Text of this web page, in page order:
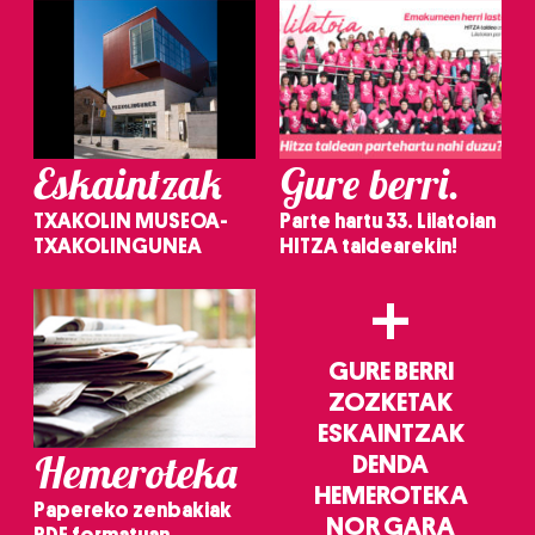
Eskaintzak
TXAKOLIN MUSEOA-
TXAKOLINGUNEA
Gure berri.
Parte hartu 33. Lilatoian
HITZA taldearekin!
Hemeroteka
Papereko zenbakiak
+
GURE BERRI
ZOZKETAK
ESKAINTZAK
DENDA
HEMEROTEKA
NOR GARA